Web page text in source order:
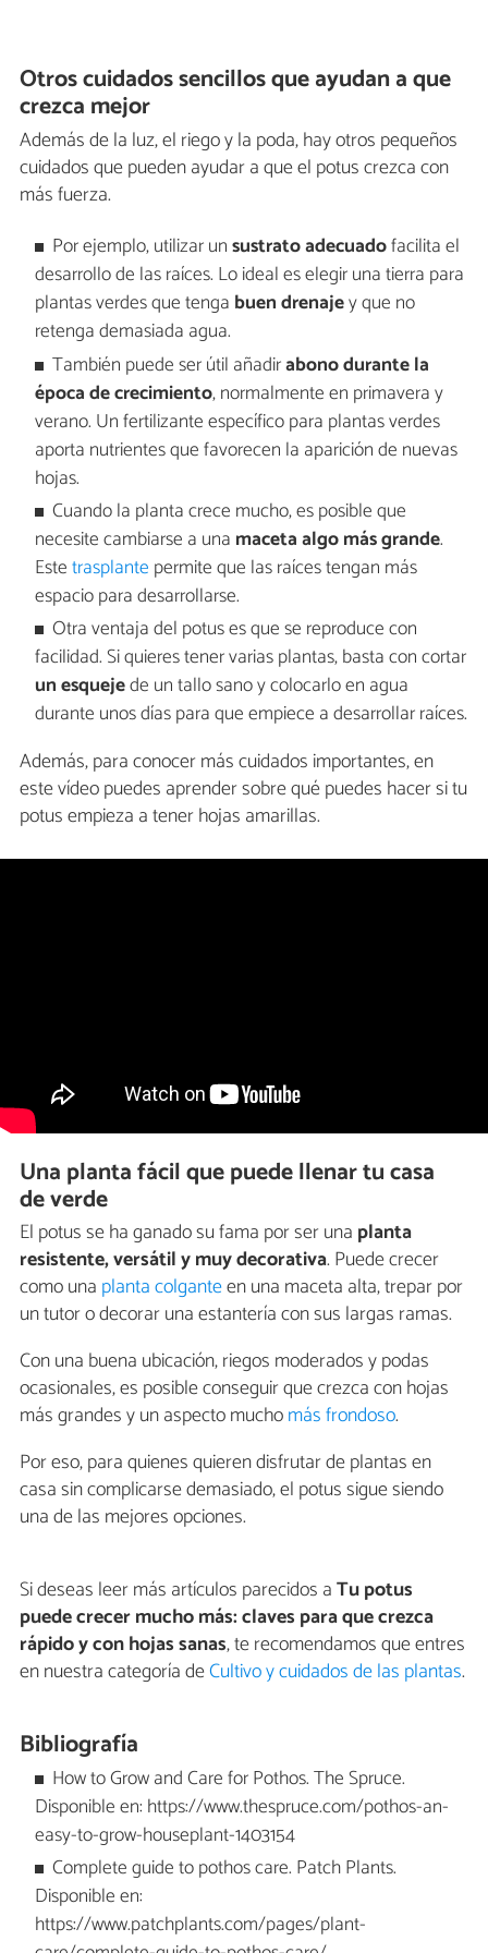
Otros cuidados sencillos que ayudan a que
crezca mejor
Además de la luz, el riego y la poda, hay otros pequeños
cuidados que pueden ayudar a que el potus crezca con
más fuerza.
Por ejemplo, utilizar unsustrato adecuadofacilita el
desarrollo de las raíces. Lo ideal es elegir una tierra para
plantas verdes que tenga buen drenajey que no
retenga demasiada agua.
También puede ser útil añadirabono durante la
época de crecimiento, normalmente en primavera y
verano. Un fertilizante específico para plantas verdes
aporta nutrientes que favorecen la aparición de nuevas
hojas.
Cuando la planta crece mucho, es posible que
necesite cambiarse a una maceta algo más grande.
Estetrasplante permite que las raíces tengan más
espacio para desarrollarse.
Otra ventaja del potus es que se reproduce con
facilidad. Si quieres tener varias plantas, basta con cortar
un esquejede un tallo sano y colocarlo en agua
durante unos días para que empiece a desarrollar raíces.
Además, para conocer más cuidados importantes, en
este vídeo puedes aprender sobre qué puedes hacer si tu
potus empieza a tener hojas amarillas.
Una planta fácil que puede llenar tu casa
de verde
El potus se ha ganado su fama por ser una planta
resistente, versátil y muy decorativa. Puede crecer
como una planta colganteen una maceta alta, trepar por
un tutor o decorar una estantería con sus largas ramas.
Con una buena ubicación, riegos moderados y podas
ocasionales, es posible conseguir que crezca con hojas
más grandes y un aspecto muchomás frondoso.
Por eso, para quienes quieren disfrutar de plantas en
casa sin complicarse demasiado, el potus sigue siendo
una de las mejores opciones.
Si deseas leer más artículos parecidos aTu potus
puede crecer mucho más: claves para que crezca
rápido y con hojas sanas, te recomendamos que entres
en nuestra categoría deCultivo y cuidados de las plantas.
Bibliografía
How to Grow and Care for Pothos. The Spruce.
Disponible en: https://www.thespruce.com/pothos-an-
easy-to-grow-houseplant-1403154
Complete guide to pothos care. Patch Plants.
Disponible en:
https://www.patchplants.com/pages/plant-